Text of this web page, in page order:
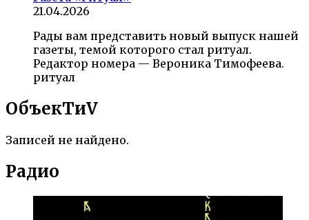
21.04.2026
Рады вам представить новый выпуск нашей
газеты, темой которого стал ритуал.
Редактор номера — Вероника Тимофеева.
ритуал
ОбъекTиV
Записей не найдено.
Радио